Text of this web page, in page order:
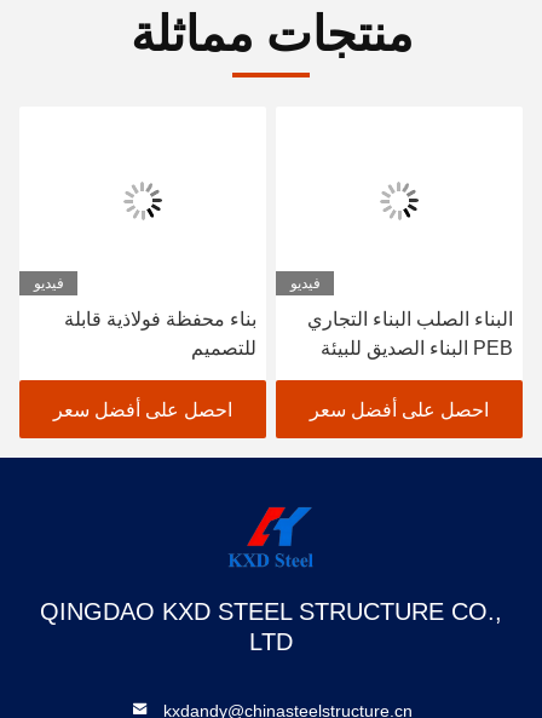
منتجات مماثلة
فيديو
البناء الصلب البناء التجاري
PEB البناء الصديق للبيئة
احصل على أفضل سعر
فيديو
بناء محفظة فولاذية قابلة
للتصميم
احصل على أفضل سعر
QINGDAO KXD STEEL STRUCTURE CO.,
LTD
kxdandy@chinasteelstructure.cn